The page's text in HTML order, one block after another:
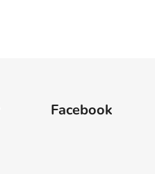
Facebook